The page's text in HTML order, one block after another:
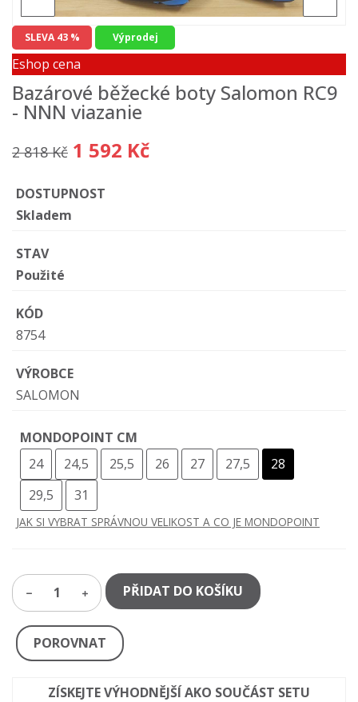
SLEVA 43 % Výprodej
Eshop cena
Bazárové běžecké boty Salomon RC9
- NNN viazanie
2 818 Kč 1 592 Kč
DOSTUPNOST
Skladem
STAV
Použité
KÓD
8754
VÝROBCE
SALOMON
MONDOPOINT CM
24
24,5 25,5 26 27 27,5
28
29,5
31
JAK SI VYBRAT SPRÁVNOU VELIKOST A CO JE MONDOPOINT
1 PŘIDAT DO KOŠÍKU
POROVNAT
ZÍSKEJTE VÝHODNĚJŠÍ AKO SOUČÁST SETU